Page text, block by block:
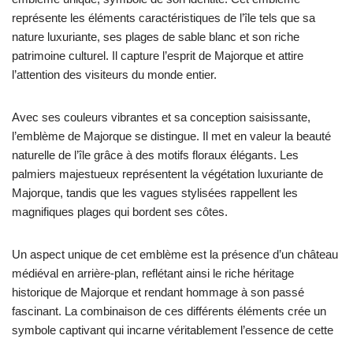
représente les éléments caractéristiques de l’île tels que sa
nature luxuriante, ses plages de sable blanc et son riche
patrimoine culturel. Il capture l’esprit de Majorque et attire
l’attention des visiteurs du monde entier.
Avec ses couleurs vibrantes et sa conception saisissante,
l’emblème de Majorque se distingue. Il met en valeur la beauté
naturelle de l’île grâce à des motifs floraux élégants. Les
palmiers majestueux représentent la végétation luxuriante de
Majorque, tandis que les vagues stylisées rappellent les
magnifiques plages qui bordent ses côtes.
Un aspect unique de cet emblème est la présence d’un château
médiéval en arrière-plan, reflétant ainsi le riche héritage
historique de Majorque et rendant hommage à son passé
fascinant. La combinaison de ces différents éléments crée un
symbole captivant qui incarne véritablement l’essence de cette